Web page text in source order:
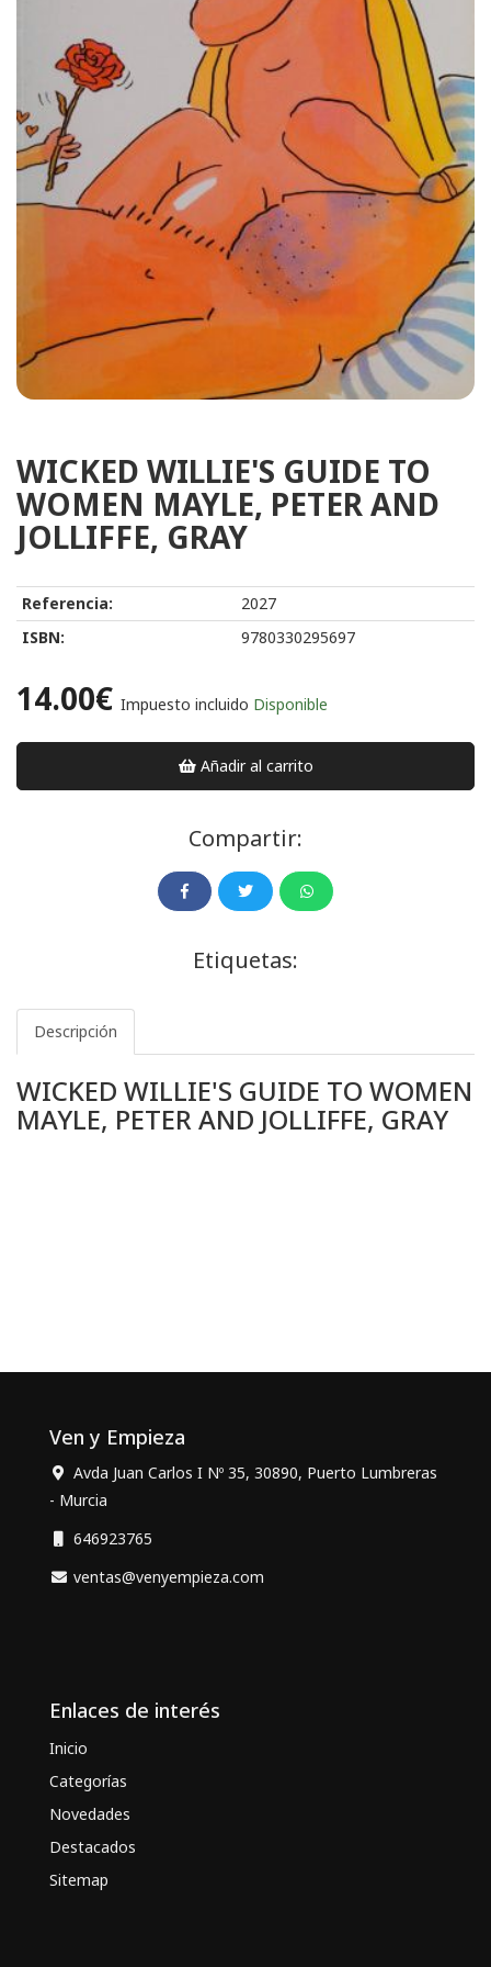
WICKED WILLIE'S GUIDE TO
WOMEN MAYLE, PETER AND
JOLLIFFE, GRAY
Referencia:
2027
ISBN:
9780330295697
14.00€ Impuesto incluido Disponible
Añadir al carrito
Compartir:
Etiquetas:
Descripción
WICKED WILLIE'S GUIDE TO WOMEN
MAYLE, PETER AND JOLLIFFE, GRAY
Ven y Empieza
Avda Juan Carlos I Nº 35, 30890, Puerto Lumbreras
- Murcia
646923765
ventas@venyempieza.com
Enlaces de interés
Inicio
Categorías
Novedades
Destacados
Sitemap